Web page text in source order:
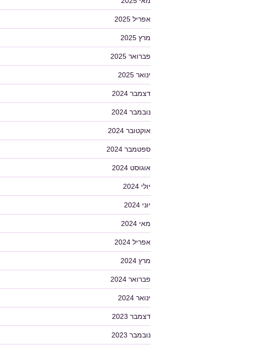
אפריל 2025
מרץ 2025
פברואר 2025
ינואר 2025
דצמבר 2024
נובמבר 2024
אוקטובר 2024
ספטמבר 2024
אוגוסט 2024
יולי 2024
יוני 2024
מאי 2024
אפריל 2024
מרץ 2024
פברואר 2024
ינואר 2024
דצמבר 2023
נובמבר 2023